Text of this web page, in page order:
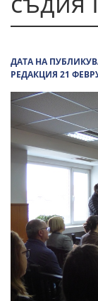
ДАТА НА
РЕДАКЦИЯ 21